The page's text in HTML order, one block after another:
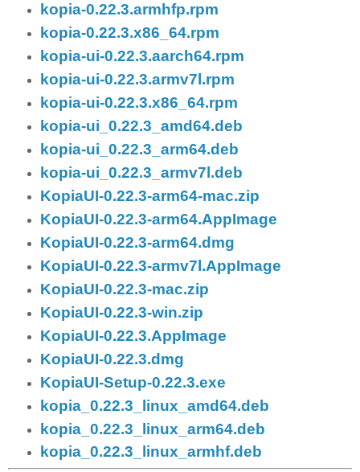
kopia-0.22.3.armhfp.rpm
kopia-0.22.3.x86_64.rpm
kopia-ui-0.22.3.aarch64.rpm
kopia-ui-0.22.3.armv7l.rpm
kopia-ui-0.22.3.x86_64.rpm
kopia-ui_0.22.3_amd64.deb
kopia-ui_0.22.3_arm64.deb
kopia-ui_0.22.3_armv7l.deb
KopiaUI-0.22.3-arm64-mac.zip
KopiaUI-0.22.3-arm64.AppImage
KopiaUI-0.22.3-arm64.dmg
KopiaUI-0.22.3-armv7l.AppImage
KopiaUI-0.22.3-mac.zip
KopiaUI-0.22.3-win.zip
KopiaUI-0.22.3.AppImage
KopiaUI-0.22.3.dmg
KopiaUI-Setup-0.22.3.exe
kopia_0.22.3_linux_amd64.deb
kopia_0.22.3_linux_arm64.deb
kopia_0.22.3_linux_armhf.deb